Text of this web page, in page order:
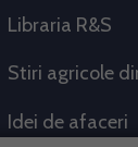
Libraria R&S
Stiri agricole
Idei de afaceri